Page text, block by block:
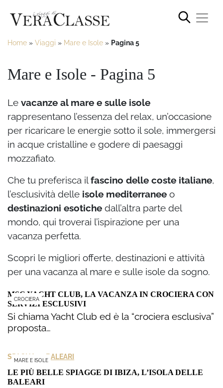
Home » Viaggi » Mare e Isole » Pagina 5
Mare e Isole - Pagina 5
Le vacanze al mare e sulle isole
rappresentano l’essenza del relax, un’occasione
per ricaricare le energie sotto il sole, immergersi
in acque cristalline e godere di paesaggi
mozzafiato.
Che tu preferisca ilfascino delle coste italiane,
l’esclusività delle isole mediterranee o
destinazioni esotiche dall’altra parte del
mondo, qui troverai l’ispirazione per una
vacanza perfetta.
Scopri le migliori offerte, destinazioni e attività
per una vacanza al mare e sulle isole da sogno.
CROCIERA
MSC YACHT CLUB, LA VACANZA IN CROCIERA CON
SERVIZI ESCLUSIVI
Si chiama Yacht Club ed è la “crociera esclusiva”
proposta…
MARE E ISOLE
SPAGNA > BALEARI
LE PIÙ BELLE SPIAGGE DI IBIZA, L’ISOLA DELLE
BALEARI